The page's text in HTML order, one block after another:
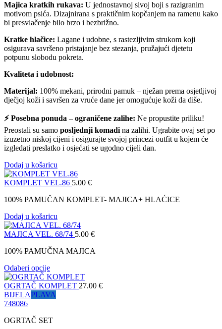
Majica kratkih rukava: U jednostavnoj sivoj boji s razigranim
motivom psića. Dizajnirana s praktičnim kopčanjem na ramenu kako
bi presvlačenje bilo brzo i bezbrižno.
Kratke hlačice: Lagane i udobne, s rastezljivim strukom koji
osigurava savršeno pristajanje bez stezanja, pružajući djetetu
potpunu slobodu pokreta.
Kvaliteta i udobnost:
Materijal: 100% mekani, prirodni pamuk – nježan prema osjetljivoj
dječjoj koži i savršen za vruće dane jer omogućuje koži da diše.
⚡ Posebna ponuda – ograničene zalihe: Ne propustite priliku!
Preostali su samo posljednji komadi na zalihi. Ugrabite ovaj set po
izuzetno niskoj cijeni i osigurajte svojoj princezi outfit u kojem će
izgledati preslatko i osjećati se ugodno cijeli dan.
Dodaj u košaricu
KOMPLET VEL.86 5.00 €
100% PAMUČAN KOMPLET- MAJICA+ HLAĆICE
Dodaj u košaricu
MAJICA VEL. 68/74 5.00 €
100% PAMUČNA MAJICA
Odaberi opcije
OGRTAČ KOMPLET 27.00 €
BIJELAPLAVA
748086
OGRTAČ SET